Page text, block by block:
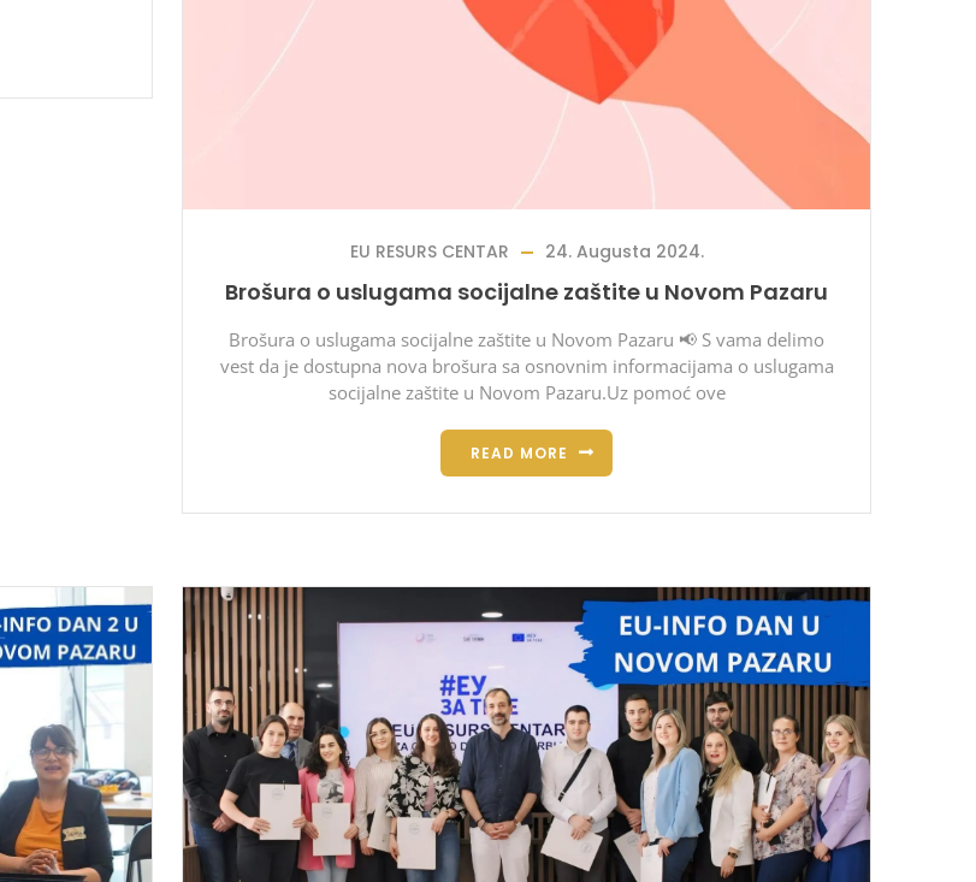
EU RESURS CENTAR 24. Augusta 2024.
Brošura o uslugama socijalne zaštite u Novom Pazaru
Brošura o uslugama socijalne zaštite u Novom Pazaru 📢 S vama delimo
vest da je dostupna nova brošura sa osnovnim informacijama o uslugama
socijalne zaštite u Novom Pazaru.Uz pomoć ove
READ MORE